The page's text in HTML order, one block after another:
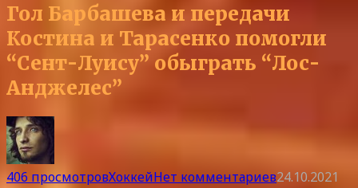
Гол Барбашева и передачи
Костина и Тарасенко помогли
“Сент-Луису” обыграть “Лос-
Анджелес”
406 просмотровХоккейНет комментариев24.10.2021